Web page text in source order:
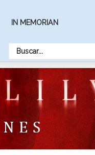
IN MEMORIAN